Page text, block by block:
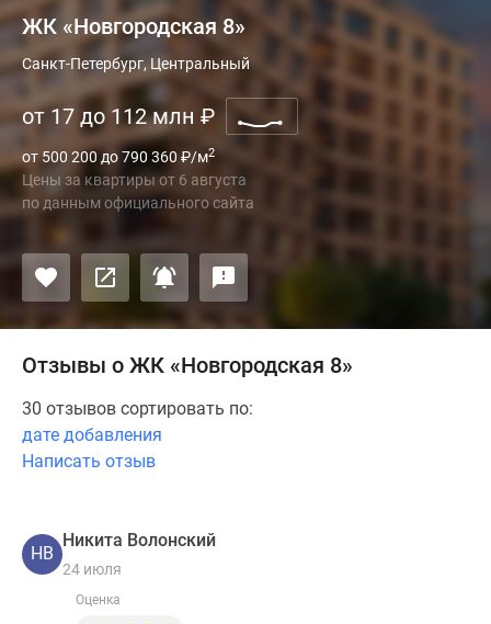
ЖК «Новгородская 8»
Санкт-Петербург, Центральный
от 17 до 112 млн ₽
от 500 200 до 790 360 ₽/м2
Цены за квартирыот 6 августа
по данным официального сайта
Отзывы о ЖК «Новгородская 8»
30 отзывов сортировать по:
дате добавления
Написать отзыв
НВ
Никита Волонский
24 июля
Оценка